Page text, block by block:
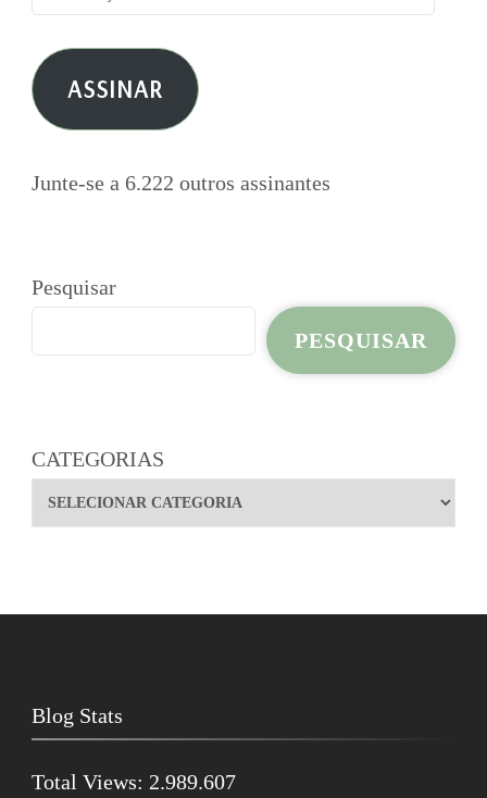
de
e-
mail ASSINAR
Junte-se a 6.222 outros assinantes
Pesquisar
PESQUISAR
CATEGORIAS
Blog Stats
Total Views: 2.989.607